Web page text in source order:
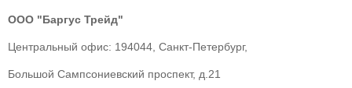
ООО "Баргус Трейд"
Центральный офис: 194044, Санкт-Петербург,
Большой Сампсониевский проспект, д.21